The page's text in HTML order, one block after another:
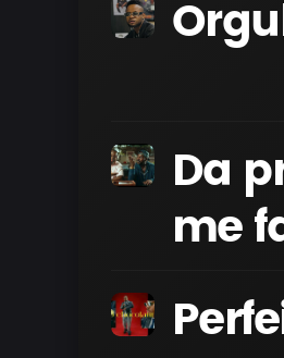
Da
me